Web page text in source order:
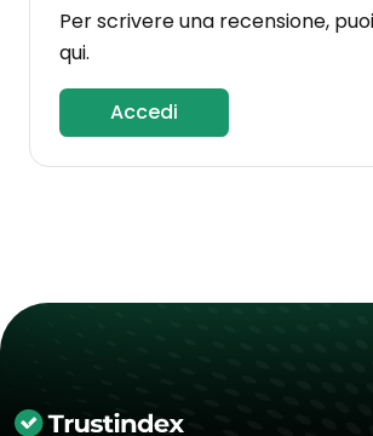
Per scrivere una recensione,
qui.
Accedi